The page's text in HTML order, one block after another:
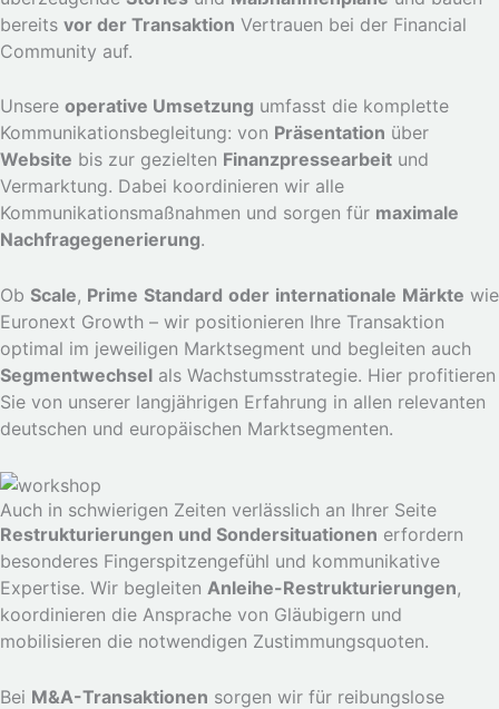
bereits vor der Transaktion Vertrauen bei der Financial
Community auf.
Unsere operative Umsetzung umfasst die komplette
Kommunikationsbegleitung: von Präsentation über
Website bis zur gezielten Finanzpressearbeit und
Vermarktung. Dabei koordinieren wir alle
Kommunikationsmaßnahmen und sorgen für maximale
Nachfragegenerierung.
Ob Scale, Prime Standard oder internationale Märkte wie
Euronext Growth – wir positionieren Ihre Transaktion
optimal im jeweiligen Marktsegment und begleiten auch
Segmentwechsel als Wachstumsstrategie. Hier profitieren
Sie von unserer langjährigen Erfahrung in allen relevanten
deutschen und europäischen Marktsegmenten.
Auch in schwierigen Zeiten verlässlich an Ihrer Seite
Restrukturierungen und Sondersituationen erfordern
besonderes Fingerspitzengefühl und kommunikative
Expertise. Wir begleiten Anleihe-Restrukturierungen,
koordinieren die Ansprache von Gläubigern und
mobilisieren die notwendigen Zustimmungsquoten.
Bei M&A-Transaktionen sorgen wir für reibungslose